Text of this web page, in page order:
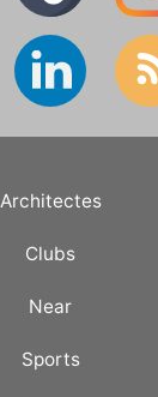
Architectes
Clubs
Near
Sports